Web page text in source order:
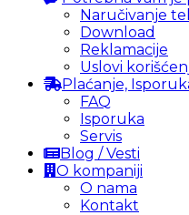
Naručivanje
Download
Reklamacije
Uslovi
Plaćanje,
FAQ
Isporuka
Servis
Blog / Vesti
O kompaniji
O nama
Kontakt